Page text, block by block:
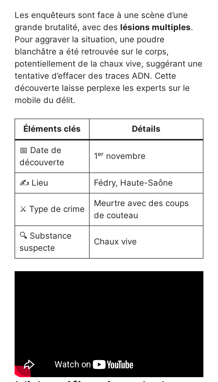
Les enquêteurs sont face à une scène d’une
grande brutalité, avec des lésions multiples.
Pour aggraver la situation, une poudre
blanchâtre a été retrouvée sur le corps,
potentiellement de la chaux vive, suggérant une
tentative d’effacer des traces ADN. Cette
découverte laisse perplexe les experts sur le
mobile du délit.
Éléments clés Détails
📅 Date de
découverte
1ᵉʳ novembre
✍️ Lieu Fédry, Haute-Saône
⚔️ Type de crime
Meurtre avec des coups
de couteau
🔍 Substance
suspecte
Chaux vive